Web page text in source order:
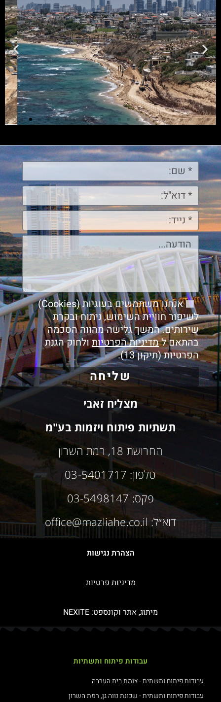
אנחנו משתמשים בעוגיות (Cookies)
לשיפור חוויית השימוש, ניתוח ובקרת
שירותים. המשך גלישה מהווה הסכמה
בהתאם למדיניות הפרטיותולחוק הגנת
הפרטיות (תיקון 13).
שליחה
מצליח זאבי
תשתיות פיתוח ויזמות בע"מ
החרושת 18, רמת השרון
טלפון: 03-5401717
פקס: 03-5498147
דוא״ל: office@mazliahe.co.il
הצהרת נגישות
מדיניות פרטיות
מיתוג, אתר וקונספט: NEXITE
עבודות פיתוח ותשתיות
עבודות פיתוח ותשתית - צומת בית הערבה
עבודות פיתוח ותשתית - שכונת נווה גן, רמת השרון